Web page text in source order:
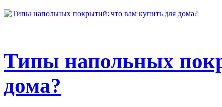
Типы напольных
дома?